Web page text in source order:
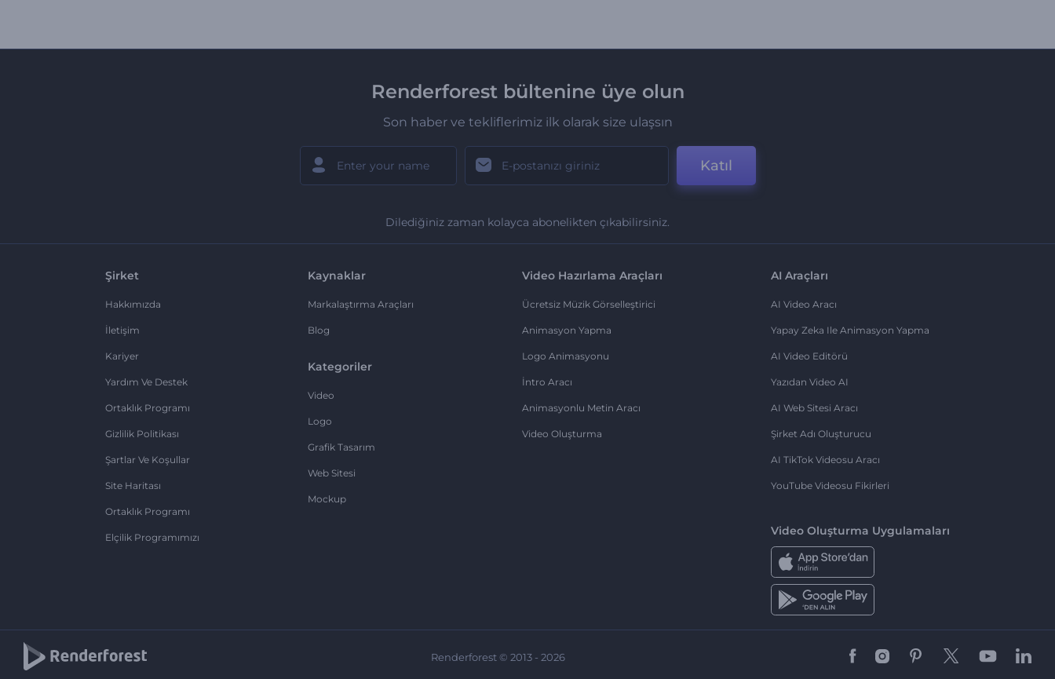
Renderforest bültenine üye olun
Son haber ve tekliflerimiz ilk olarak size ulaşsın
Katıl
Dilediğiniz zaman kolayca abonelikten çıkabilirsiniz.
Şirket
Hakkımızda
İletişim
Kariyer
Yardım Ve Destek
Ortaklık Programı
Gizlilik Politikası
Şartlar Ve Koşullar
Site Haritası
Ortaklık Programı
Elçilik Programımızı
Kaynaklar
Markalaştırma Araçları
Blog
Kategoriler
Video
Logo
Grafik Tasarım
Web Sitesi
Mockup
Video Hazırlama Araçları
Ücretsiz Müzik Görselleştirici
Animasyon Yapma
Logo Animasyonu
İntro Aracı
Animasyonlu Metin Aracı
Video Oluşturma
AI Araçları
AI Video Aracı
Yapay Zeka Ile Animasyon Yapma
AI Video Editörü
Yazıdan Video AI
AI Web Sitesi Aracı
Şirket Adı Oluşturucu
AI TikTok Videosu Aracı
YouTube Videosu Fikirleri
Video Oluşturma Uygulamaları
Renderforest © 2013 - 2026